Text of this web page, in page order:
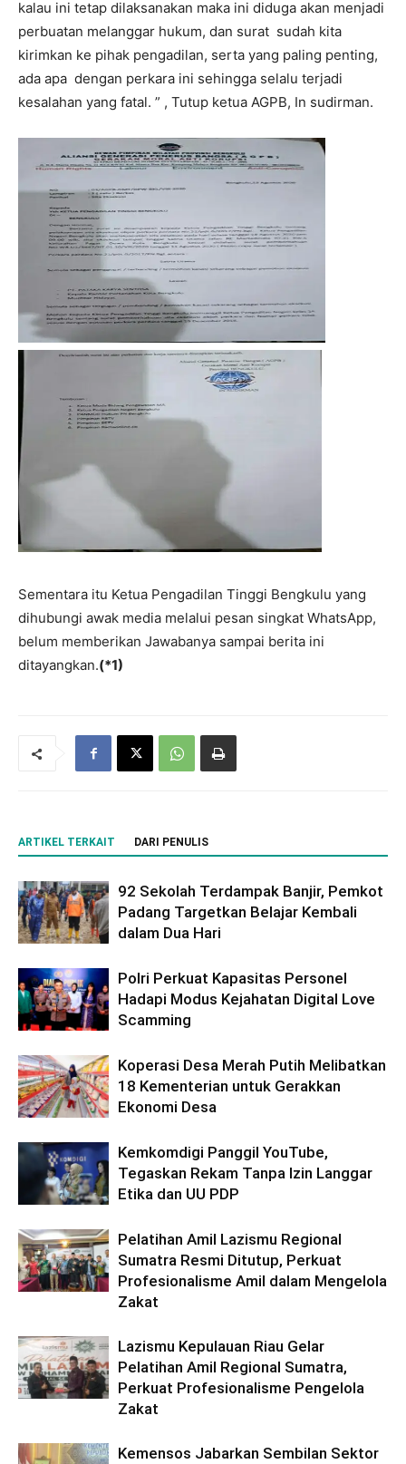
kalau ini tetap dilaksanakan maka ini diduga akan menjadi
perbuatan melanggar hukum, dan surat sudah kita
kirimkan ke pihak pengadilan, serta yang paling penting,
ada apa dengan perkara ini sehingga selalu terjadi
kesalahan yang fatal. ” , Tutup ketua AGPB, In sudirman.
Sementara itu Ketua Pengadilan Tinggi Bengkulu yang
dihubungi awak media melalui pesan singkat WhatsApp,
belum memberikan Jawabanya sampai berita ini
ditayangkan.(*1)
ARTIKEL TERKAIT DARI PENULIS
92 Sekolah Terdampak Banjir, Pemkot
Padang Targetkan Belajar Kembali
dalam Dua Hari
Polri Perkuat Kapasitas Personel
Hadapi Modus Kejahatan Digital Love
Scamming
Koperasi Desa Merah Putih Melibatkan
18 Kementerian untuk Gerakkan
Ekonomi Desa
Kemkomdigi Panggil YouTube,
Tegaskan Rekam Tanpa Izin Langgar
Etika dan UU PDP
Pelatihan Amil Lazismu Regional
Sumatra Resmi Ditutup, Perkuat
Profesionalisme Amil dalam Mengelola
Zakat
Lazismu Kepulauan Riau Gelar
Pelatihan Amil Regional Sumatra,
Perkuat Profesionalisme Pengelola
Zakat
Kemensos Jabarkan Sembilan Sektor